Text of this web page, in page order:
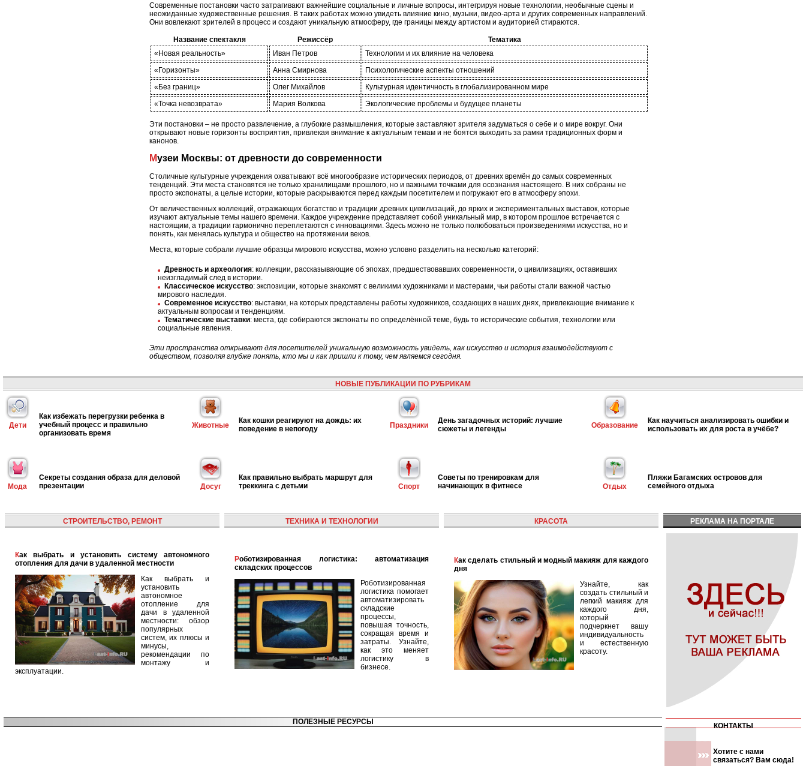
Современные постановки часто затрагивают важнейшие социальные и личные вопросы, интегрируя новые технологии, необычные сцены и
неожиданные художественные решения. В таких работах можно увидеть влияние кино, музыки, видео-арта и других современных направлений.
Они вовлекают зрителей в процесс и создают уникальную атмосферу, где границы между артистом и аудиторией стираются.
Название спектакля Режиссёр
Тематика
«Новая реальность»
Иван Петров
Технологии и их влияние на человека
«Горизонты»
Анна Смирнова
Психологические аспекты отношений
«Без границ»
Олег Михайлов
Культурная идентичность в глобализированном мире
«Точка невозврата»
Мария Волкова Экологические проблемы и будущее планеты
Эти постановки – не просто развлечение, а глубокие размышления, которые заставляют зрителя задуматься о себе и о мире вокруг. Они
открывают новые горизонты восприятия, привлекая внимание к актуальным темам и не боятся выходить за рамки традиционных форм и
канонов.
Музеи Москвы: от древности до современности
Столичные культурные учреждения охватывают всё многообразие исторических периодов, от древних времён до самых современных
тенденций. Эти места становятся не только хранилищами прошлого, но и важными точками для осознания настоящего. В них собраны не
просто экспонаты, а целые истории, которые раскрываются перед каждым посетителем и погружают его в атмосферу эпохи.
От величественных коллекций, отражающих богатство и традиции древних цивилизаций, до ярких и экспериментальных выставок, которые
изучают актуальные темы нашего времени. Каждое учреждение представляет собой уникальный мир, в котором прошлое встречается с
настоящим, а традиции гармонично переплетаются с инновациями. Здесь можно не только полюбоваться произведениями искусства, но и
понять, как менялась культура и общество на протяжении веков.
Места, которые собрали лучшие образцы мирового искусства, можно условно разделить на несколько категорий:
Древность и археология: коллекции, рассказывающие об эпохах, предшествовавших современности, о цивилизациях, оставивших
неизгладимый след в истории.
Классическое искусство: экспозиции, которые знакомят с великими художниками и мастерами, чьи работы стали важной частью
мирового наследия.
Современное искусство: выставки, на которых представлены работы художников, создающих в наших днях, привлекающие внимание к
актуальным вопросам и тенденциям.
Тематические выставки: места, где собираются экспонаты по определённой теме, будь то исторические события, технологии или
социальные явления.
Эти пространства открывают для посетителей уникальную возможность увидеть, как искусство и история взаимодействуют с
обществом, позволяя глубже понять, кто мы и как пришли к тому, чем являемся сегодня.
НОВЫЕ ПУБЛИКАЦИИ ПО РУБРИКАМ
Дети
Как избежать перегрузки ребенка в
учебный процесс и правильно
организовать время
Животные
Как кошки реагируют на дождь: их
поведение в непогоду
Праздники
День загадочных историй: лучшие
сюжеты и легенды
Образование
Как научиться анализировать ошибки и
использовать их для роста в учёбе?
Мода
Секреты создания образа для деловой
презентации
Досуг
Как правильно выбрать маршрут для
треккинга с детьми
Спорт
Советы по тренировкам для
начинающих в фитнесе
Отдых
Пляжи Багамских островов для
семейного отдыха
СТРОИТЕЛЬСТВО, РЕМОНТ
Как выбрать и установить систему автономного
отопления для дачи в удаленной местности
Как выбрать и
установить
автономное
отопление для
дачи в удаленной
местности: обзор
популярных
систем, их плюсы и
минусы,
рекомендации по
монтажу и
эксплуатации.
ТЕХНИКА И ТЕХНОЛОГИИ
Роботизированная логистика: автоматизация
складских процессов
Роботизированная
логистика помогает
автоматизировать
складские
процессы,
повышая точность,
сокращая время и
затраты. Узнайте,
как это меняет
логистику в
бизнесе.
КРАСОТА
Как сделать стильный и модный макияж для каждого
дня
Узнайте, как
создать стильный и
легкий макияж для
каждого дня,
который
подчеркнет вашу
индивидуальность
и естественную
красоту.
РЕКЛАМА НА ПОРТАЛЕ
ПОЛЕЗНЫЕ РЕСУРСЫ КОНТАКТЫ
Хотите с нами
связаться? Вам сюда!